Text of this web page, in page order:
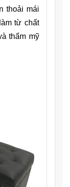
thoải mái
từ chất
thẩm mỹ